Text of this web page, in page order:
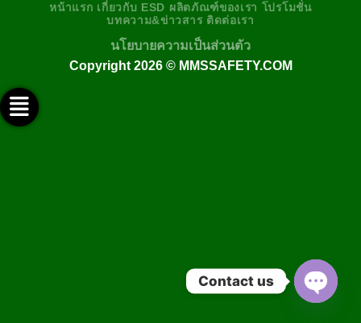
หน้าแรก เกี่ยวกับ ESD ผลิตภัณฑ์ของเรา โปรโมชั่น
บทความ&ข่าวสาร ติดต่อเรา
นโยบายความเป็นส่วนตัว
Copyright 2026 © MMSSAFETY.COM
ติดต่อทางไลน์ @mmssafety
ติดต่อทางเฟสบุ๊ค
ช่อง Youtube
ติดต่อทางอีเมล์
ติดต่อทางโทรศัพท์
Contact us